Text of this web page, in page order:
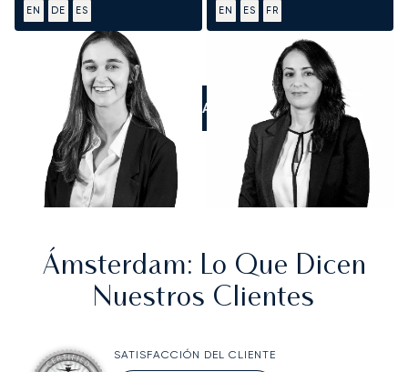
EN DE ES EN ES FR
LLÁMANOS
Ámsterdam: Lo Que Dicen
Nuestros Clientes
SATISFACCIÓN DEL CLIENTE